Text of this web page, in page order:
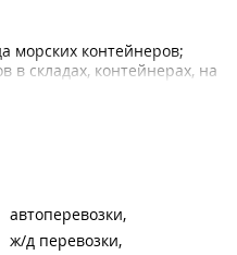
морских контейнеров;
в складах, контейнерах, на
логисты,
по цене и времени способ
автоперевозки
ж/д перевозки